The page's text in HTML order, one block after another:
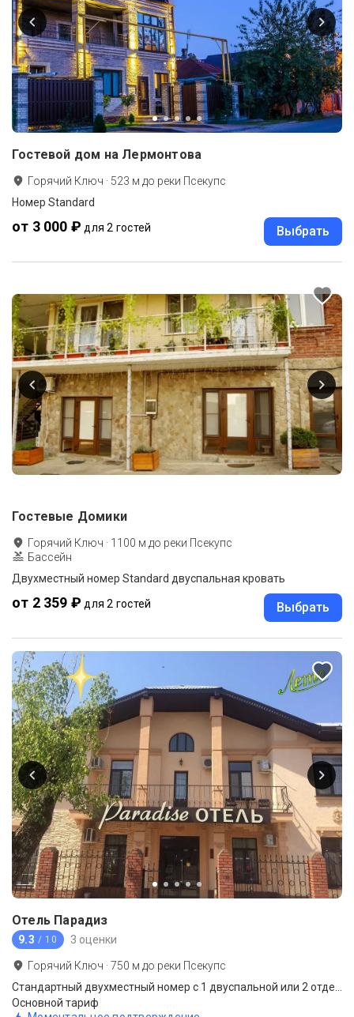
Гостевой дом на Лермонтова
Горячий Ключ · 523 м до реки Псекупс
Номер Standard
от 3 000 ₽ для 2 гостей Выбрать
Гостевые Домики
Горячий Ключ · 1100 м до реки Псекупс
Бассейн
Двухместный номер Standard двуспальная кровать
от 2 359 ₽ для 2 гостей Выбрать
Отель Парадиз
9.3 / 10 3 оценки
Горячий Ключ ·750 м до реки Псекупс
Стандартный двухместный номер с 1 двуспальной или 2 отдельными кроватями
Основной тариф